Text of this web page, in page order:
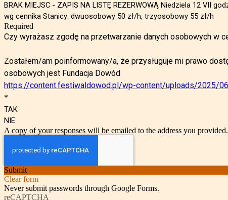
BRAK MIEJSC - ZAPIS NA LISTĘ REZERWOWĄ Niedziela 12 VII
wg cennika Stanicy: dwuosobowy 50 zł/h, trzyosobowy 55 zł/h
Required
Czy wyrażasz zgodę na przetwarzanie danych osobowych w
Zostałem/am poinformowany/a, że przysługuje mi prawo
osobowych jest Fundacja Dowód
https://content.festiwaldowod.pl/wp-content/uploads/2025/
*
TAK
NIE
A copy of your responses will be emailed to the address you provided.
Submit
Clear form
Never submit passwords through Google Forms.
reCAPTCHA